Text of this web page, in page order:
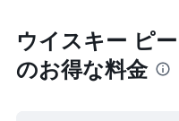
ウイスキー ピ
のお得な料金